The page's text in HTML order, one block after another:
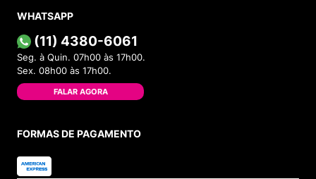
WHATSAPP
(11) 4380-6061
Seg. à Quin. 07h00 às 17h00.
Sex. 08h00 às 17h00.
FALAR AGORA
FORMAS DE PAGAMENTO